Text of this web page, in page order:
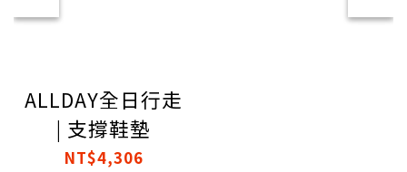
ALLDAY全日行走
| 支撐鞋墊
NT$4,306